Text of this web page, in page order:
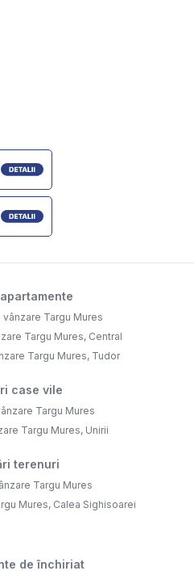
Targu Mures
Targu Mures, Central
Targu Mures, Tudor
case vile
Targu Mures
Targu Mures, Unirii
terenuri
Targu Mures
Mures, Calea Sighisoarei
de închiriat